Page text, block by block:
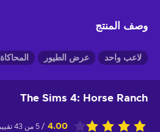
وصف المنتج
لاعب واحد عرض الطيور المحاكاة
The Sims 4: Horse Ranch
4.00 / 5 من 43 تقييمات